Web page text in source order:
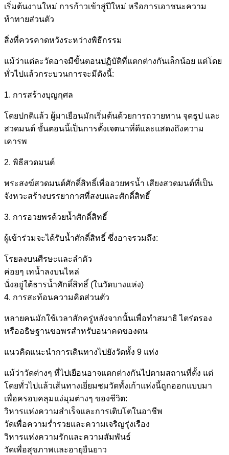
เริ่มต้นงานใหม่ การก้าวเข้าสู่ปีใหม่ หรือการเอาชนะความ
ท้าทายส่วนตัว
สิ่งที่ควรคาดหวังระหว่างพิธีกรรม
แม้ว่าแต่ละวัดอาจมีขั้นตอนปฏิบัติที่แตกต่างกันเล็กน้อย แต่โดย
ทั่วไปแล้วกระบวนการจะมีดังนี้:
1. การสร้างบุญกุศล
โดยปกติแล้ว ผู้มาเยือนมักเริ่มต้นด้วยการถวายทาน จุดธูป และ
สวดมนต์ ขั้นตอนนี้เป็นการตั้งเจตนาที่ดีและแสดงถึงความ
เคารพ
2. พิธีสวดมนต์
พระสงฆ์สวดมนต์ศักดิ์สิทธิ์เพื่ออวยพรน้ำ เสียงสวดมนต์ที่เป็น
จังหวะสร้างบรรยากาศที่สงบและศักดิ์สิทธิ์
3. การอวยพรด้วยน้ำศักดิ์สิทธิ์
ผู้เข้าร่วมจะได้รับน้ำศักดิ์สิทธิ์ ซึ่งอาจรวมถึง:
โรยลงบนศีรษะและลำตัว
ค่อยๆ เทน้ำลงบนไหล่
นั่งอยู่ใต้ธารน้ำศักดิ์สิทธิ์ (ในวัดบางแห่ง)
4. การสะท้อนความคิดส่วนตัว
หลายคนมักใช้เวลาสักครู่หลังจากนั้นเพื่อทำสมาธิ ไตร่ตรอง
หรืออธิษฐานขอพรสำหรับอนาคตของตน
แนวคิดแนะนำการเดินทางไปยังวัดทั้ง 9 แห่ง
แม้ว่าวัดต่างๆ ที่ไปเยือนอาจแตกต่างกันไปตามสถานที่ตั้ง แต่
โดยทั่วไปแล้วเส้นทางเยี่ยมชมวัดทั้งเก้าแห่งนี้ถูกออกแบบมา
เพื่อครอบคลุมแง่มุมต่างๆ ของชีวิต:
วิหารแห่งความสำเร็จและการเติบโตในอาชีพ
วัดเพื่อความร่ำรวยและความเจริญรุ่งเรือง
วิหารแห่งความรักและความสัมพันธ์
วัดเพื่อสุขภาพและอายุยืนยาว